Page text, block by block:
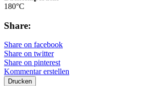
180°C
Share:
Share on facebook
Share on twitter
Share on pinterest
Kommentar erstellen
Drucken